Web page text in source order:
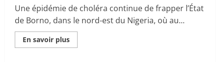
patrons
de
presse
seront
distingués
le
24
Une épidémie de choléra continue de frapper l’État
de Borno, dans le nord-est du Nigeria, où au...
En savoir plusEn
savoir